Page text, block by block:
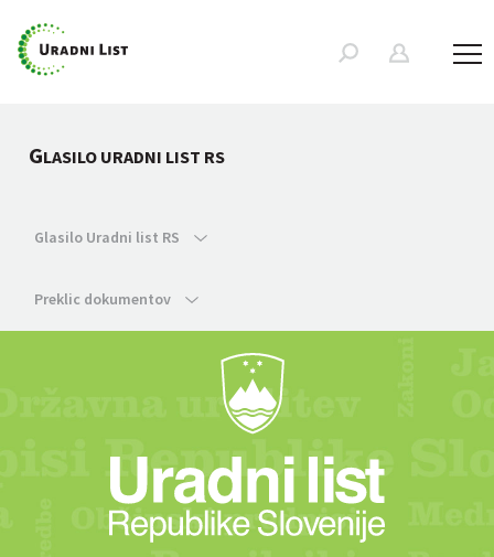
GLASILO URADNI LIST RS
Glasilo Uradni list RS
Preklic dokumentov